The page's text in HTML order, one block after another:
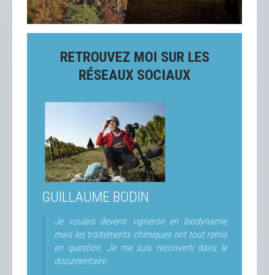
RETROUVEZ MOI SUR LES
RÉSEAUX SOCIAUX
GUILLAUME BODIN
Je voulais devenir vigneron en biodynamie
mais les traitements chimiques ont tout remis
en question. Je me suis reconverti dans le
documentaire.